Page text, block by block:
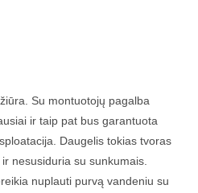
Su montuotojų pagalba
ir taip pat bus garantuota
Daugelis tokias tvoras
nesusiduria su sunkumais.
nuplauti purvą vandeniu su